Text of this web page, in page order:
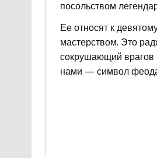
посольством
Ее относят к
мастерством. Это
сокрушающий врагов
нами — символ